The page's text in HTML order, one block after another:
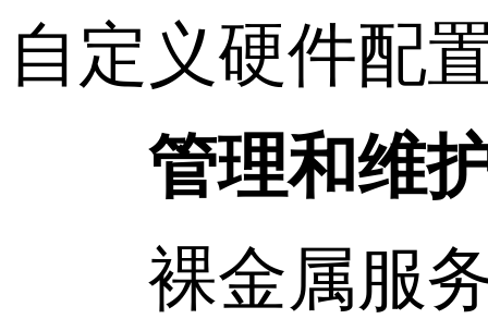
自定义硬件配
管理和维
裸金属服务